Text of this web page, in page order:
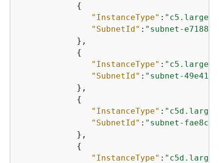
{
"InstanceType" : "c5.large"
"SubnetId" : "subnet-
            },
{
"InstanceType" : "c5.large"
"SubnetId" : "subnet-
            },
{
"InstanceType" : "c5d.large"
"SubnetId" : "subnet-
            },
{
"InstanceType" : "c5d.large"